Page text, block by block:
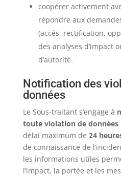
coopérer activement
répondre aux
(accès, rectification,
des analyses d’impact
d’autorité.
Notification des
données
Le Sous-traitant s’engage à
toute violation de données
délai maximum de 24
de connaissance de
les informations utiles
l’impact, la portée et les